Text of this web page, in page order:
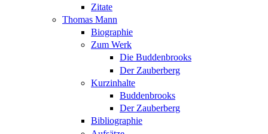
Zitate
Thomas Mann
Biographie
Zum Werk
Die Buddenbrooks
Der Zauberberg
Kurzinhalte
Buddenbrooks
Der Zauberberg
Bibliographie